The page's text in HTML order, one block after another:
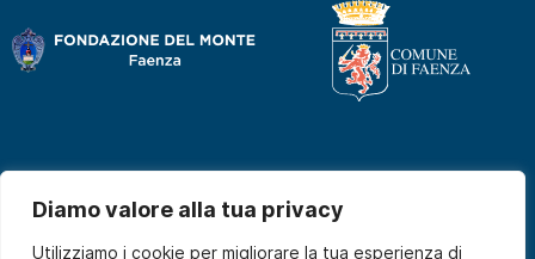
Diamo valore alla tua privacy
Utilizziamo i cookie per migliorare la tua esperienza di